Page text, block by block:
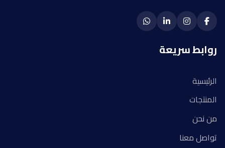
روابط سريعة
الرئيسية
المنتجات
من نحن
تواصل معنا